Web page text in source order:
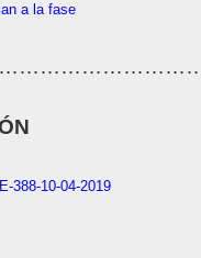
a la fase
388-10-04-2019